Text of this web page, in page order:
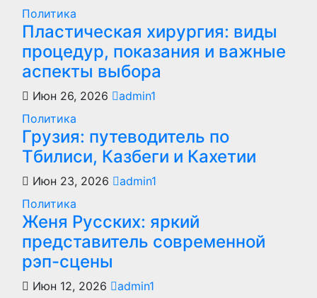
Политика
Пластическая хирургия: виды
процедур, показания и важные
аспекты выбора
Июн 26, 2026
admin1
Политика
Грузия: путеводитель по
Тбилиси, Казбеги и Кахетии
Июн 23, 2026
admin1
Политика
Женя Русских: яркий
представитель современной
рэп-сцены
Июн 12, 2026 admin1